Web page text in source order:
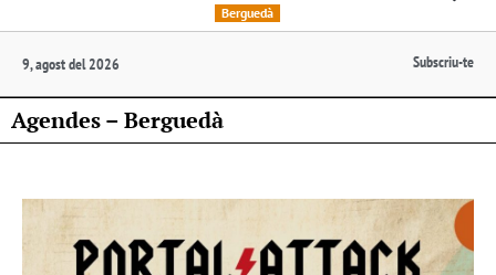
Berguedà
9, agost del 2026 Subscriu-te
Agendes – Berguedà